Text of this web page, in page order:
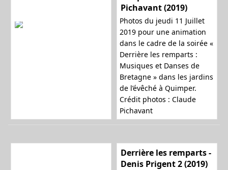
Pichavant (2019)
Photos du jeudi 11 Juillet
2019 pour une animation
dans le cadre de la soirée «
Derrière les remparts :
Musiques et Danses de
Bretagne » dans les jardins
de l’évêché à Quimper.
Crédit photos : Claude
Pichavant
Derrière les remparts -
Denis Prigent 2 (2019)